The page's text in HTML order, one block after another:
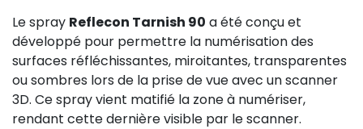
Le spray Reflecon Tarnish 90 a été conçu et
développé pour permettre la numérisation des
surfaces réfléchissantes, miroitantes, transparentes
ou sombres lors de la prise de vue avec un scanner
3D. Ce spray vient matifié la zone à numériser,
rendant cette dernière visible par le scanner.